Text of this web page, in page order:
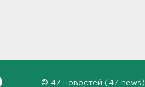
© 47 новостей (47 news)